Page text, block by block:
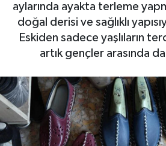
aylarında ayakta terleme
doğal derisi ve sağlıklı
Eskiden sadece yaşlıların
artık gençler arasında
EKONOMİ
GÜNDEM
SAĞLIK
EĞİTİM
Tüm Manşetler
Son Dakika Haberleri